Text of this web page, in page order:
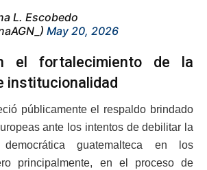
L. Escobedo
May 20, 2026
el fortalecimiento de la
institucionalidad
públicamente el respaldo brindado
ante los intentos de debilitar la
democrática guatemalteca en los
principalmente, en el proceso de